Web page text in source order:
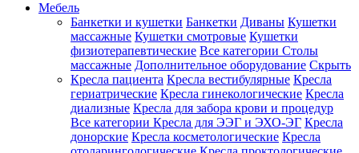
Мебель
Банкетки и кушетки Банкетки Диваны Кушетки
массажные Кушетки смотровые Кушетки
физиотерапевтические Все категории Столы
массажные Дополнительное оборудование Скрыть
Кресла пациента Кресла вестибулярные Кресла
гериатрические Кресла гинекологические Кресла
диализные Кресла для забора крови и процедур
Все категории Кресла для ЭЭГ и ЭХО-ЭГ Кресла
донорские Кресла косметологические Кресла